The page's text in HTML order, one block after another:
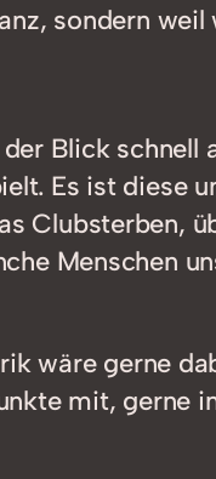
sondern weil
Blick schnell
Es ist diese
Clubsterben,
Menschen
wäre gerne
mit, gerne